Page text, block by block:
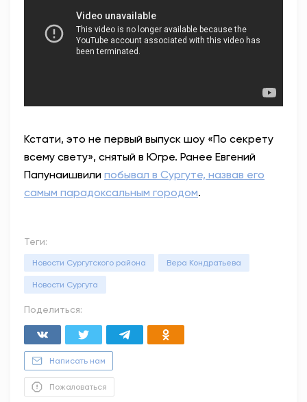
Кстати, это не первый выпуск шоу «По секрету
всему свету», снятый в Югре. Ранее Евгений
Папунаишвили побывал в Сургуте, назвав его
самым парадоксальным городом.
Теги:
Новости Сургутского района Вера Кондратьева
Новости Сургута
Поделиться:
Написать нам
Пожаловаться